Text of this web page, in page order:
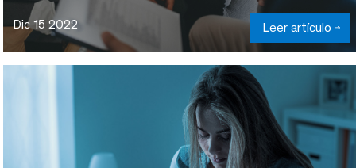
Dic 15 2022 Leer artículo